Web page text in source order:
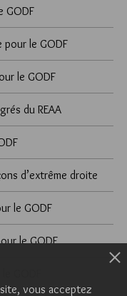
GODF
pour le GODF
le GODF
du REAA
d’extrême droite
le GODF
le GODF
vous acceptez